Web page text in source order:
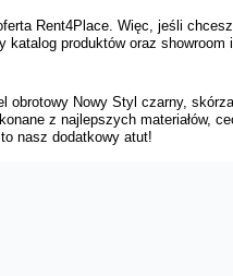
Rent4Place. Więc, jeśli
produktów oraz
Nowy Styl czarny,
z najlepszych materiałów,
nasz dodatkowy atut!